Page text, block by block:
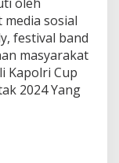
sosial
festival band
masyarakat
Kapolri Cup
2024 Yang